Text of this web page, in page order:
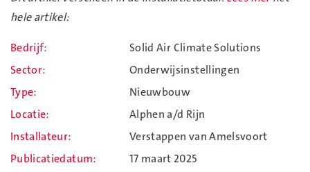
hele artikel:
Bedrijf
Solid Air Climate Solutions
Sector
Onderwijsinstellingen
Type
Nieuwbouw
Locatie
Alphen a/d Rijn
Installateur
Verstappen van Amelsvoort
Publicatiedatum
17 maart 2025